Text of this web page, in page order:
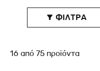
 ΦΙΛΤΡΑ
16 από75 προϊόντα